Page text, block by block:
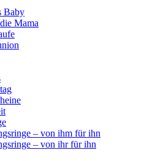
Baby
Mama
– von ihm für ihn
– von ihr für ihn